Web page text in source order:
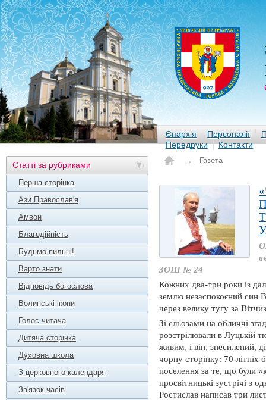
Єпархія Персоналії
Передруки
Контакти
Статті за рубриками
Перша сторінка
Ази Православ'я
Амвон
Благодійність
Будьмо пильні!
Варто знати
Відповідь богослова
Волинські ікони
Голос читача
Дитяча сторінка
Духовна школа
З церковного календаря
Зв'язок часів
→ Газета
ЗОШ № 24
Кожних два-три роки із
землю незаспокоєний син
через велику тугу за
Зі сльозами на обличчі
розстрілювали в Луцькій
живим, і він, знесилений,
чорну сторінку: 70-літніх
поселення за те, що були
просвітницькі зустрічі з
Ростислав написав три